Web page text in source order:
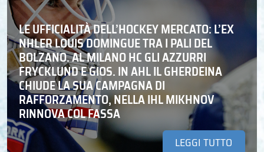
LE UFFICIALITÀ DELL’HOCKEY MERCATO: L’EX
NHLER LOUIS DOMINGUE TRA I PALI DEL
BOLZANO. AL MILANO HC GLI AZZURRI
FRYCKLUND E GIOS. IN AHL IL GHERDEINA
CHIUDE LA SUA CAMPAGNA DI
RAFFORZAMENTO, NELLA IHL MIKHNOV
RINNOVA COL FASSA
LEGGI TUTTO